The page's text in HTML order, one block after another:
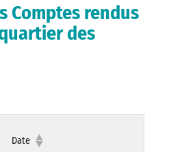
Comptes rendus
des
Date